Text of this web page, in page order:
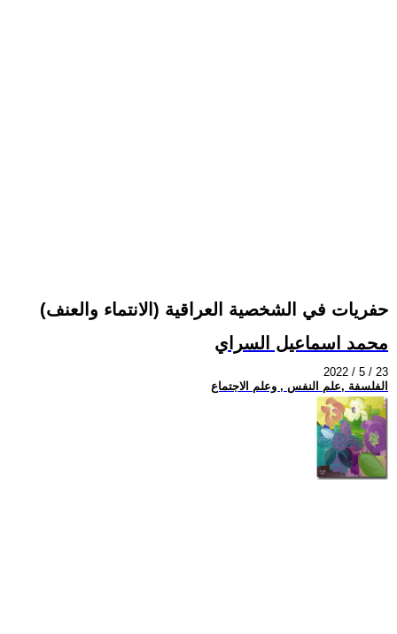
حفريات في الشخصية العراقية (الانتماء والعنف)
محمد اسماعيل السراي
2022 / 5 / 23
الفلسفة ,علم النفس , وعلم الاجتماع